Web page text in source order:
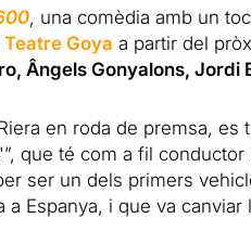
, una comèdia amb un
Teatre Goya a partir del
Ângels Gonyalons, Jordi
en roda de premsa, es
que té com a fil
ser un dels primers
a Espanya, i que va